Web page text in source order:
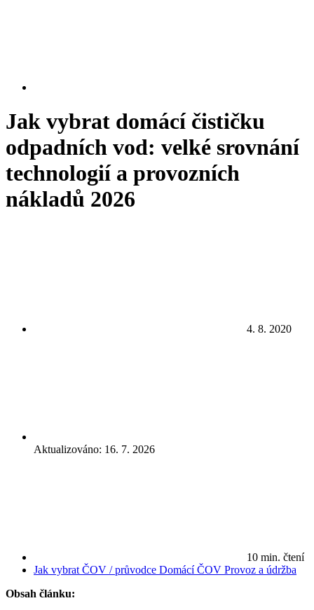
Jak vybrat domácí čističku
odpadních vod: velké srovnání
technologií a provozních
nákladů 2026
4. 8. 2020
Aktualizováno: 16. 7. 2026
10 min. čtení
Jak vybrat ČOV / průvodce Domácí ČOV Provoz a údržba
Obsah článku: